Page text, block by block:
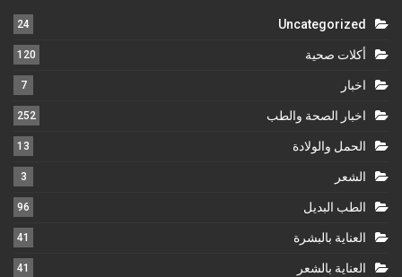
Uncategorized
24
أكلات صحية 120
اخبار 7
اخبار الصحة والطب 252
الحمل والولادة 13
الشعر 3
الطب البديل 96
العناية بالبشرة 41
العناية بالشعر 41